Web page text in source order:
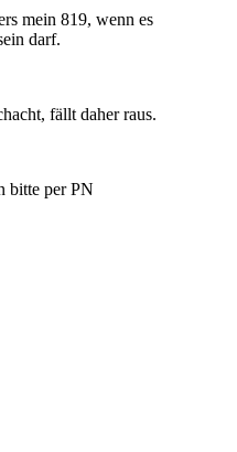
mein 819, wenn es
darf.
fällt daher raus.
bitte per PN